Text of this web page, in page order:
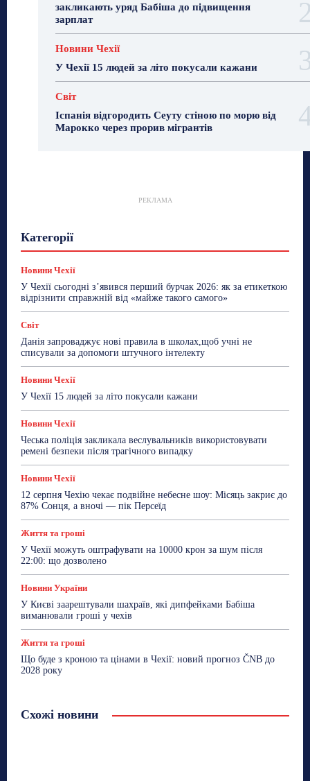
закликають уряд Бабіша до підвищення
зарплат
Новини Чехії
У Чехії 15 людей за літо покусали кажани
Світ
Іспанія відгородить Сеуту стіною по морю від
Марокко через прорив мігрантів
РЕКЛАМА
Категорії
Лайфстайл
Мандри Мова
Новини України
Новини Чехії
Сад та город
ТехноМанія
Топ-новини Фоторепортаж
Новини Чехії
У Чехії сьогодні з’явився перший бурчак 2026: як за етикеткою
відрізнити справжній від «майже такого самого»
Світ
Данія запроваджує нові правила в школах,щоб учні не
списували за допомоги штучного інтелекту
Новини Чехії
У Чехії 15 людей за літо покусали кажани
Новини Чехії
Чеська поліція закликала веслувальників використовувати
ремені безпеки після трагічного випадку
Новини Чехії
12 серпня Чехію чекає подвійне небесне шоу: Місяць закриє до
87% Сонця, а вночі — пік Персеїд
Життя та гроші
У Чехії можуть оштрафувати на 10000 крон за шум після
22:00: що дозволено
Новини України
У Києві заарештували шахраїв, які дипфейками Бабіша
виманювали гроші у чехів
Життя та гроші
Що буде з кроною та цінами в Чехії: новий прогноз ČNB до
2028 року
Схожі новини